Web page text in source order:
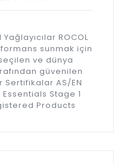
ROCOL
sunmak için
ve dünya
güvenilen
Sertifikalar AS/EN
Stage 1
Products